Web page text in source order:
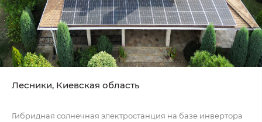
Лесники, Киевская область
Гибридная солнечная электростанция на базе инвертора